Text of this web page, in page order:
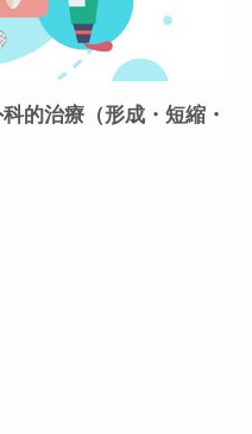
的治療（形成・短縮・